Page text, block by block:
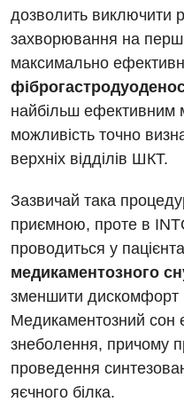
Вакансії
Заходи БПР
Інтернатура
Енциклопедія
Програма лояльності
Відео
Діагностика
Діагностичне відділення
Ендоскопічне відділення
Інструментальна
Рентгенографія
УЗД
Для дорослих
Акушерство і гінекологія
Алергологія, імунологія
Андрологія
Декларування
Національний скринінг здоров’я 40+
Українська
Російська
дозволить виключити
захворювання на
максимально
найбільш ефективним
можливість точно
верхніх відділів ШКТ.
Зазвичай така
приємною, проте в
проводиться у
медикаментозного
зменшити дискомфорт
Медикаментозний сон
знеболення, причому
проведення
яєчного білка.